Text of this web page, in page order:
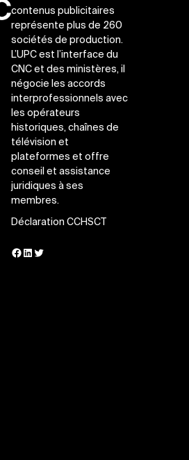
contenus publicitaires
représente plus de 260
sociétés de production.
L’UPC est l’interface du
CNC et des ministères, il
négocie les accords
interprofessionnels avec
les opérateurs
historiques, chaînes de
télévision et
plateformes et offre
conseil et assistance
juridiques à ses
membres.
Déclaration CCHSCT
Facebook
LinkedIn
Twitter